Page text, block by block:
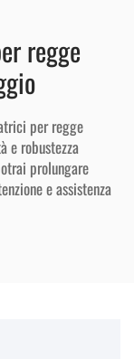
regge
per regge
robustezza
prolungare
e assistenza